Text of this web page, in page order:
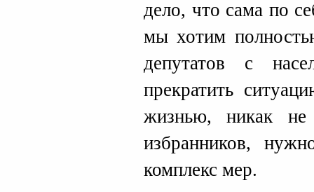
дело, что сама по
мы хотим
депутатов с
прекратить
жизнью, никак
избранников,
комплекс мер.